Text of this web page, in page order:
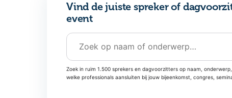
Vind de juiste spreker of
event
Zoek in ruim 1.500 sprekers en dagvoorzitters op naam,
welke professionals aansluiten bij jouw bijeenkomst, congres,